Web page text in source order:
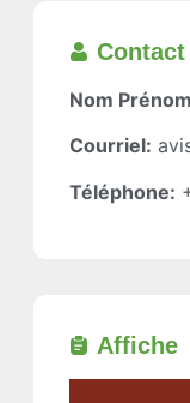
Contact
Nom
Courriel:
Téléphone:
Affiche